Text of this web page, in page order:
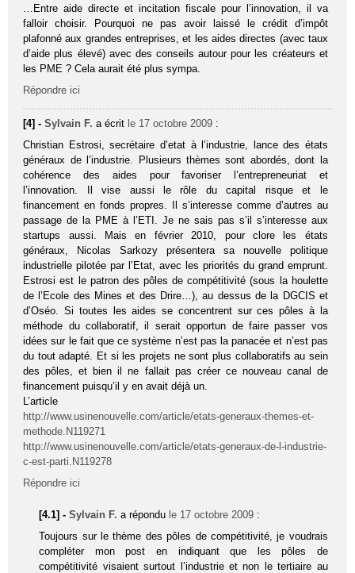
…Entre aide directe et incitation fiscale pour l’innovation, il va
falloir choisir. Pourquoi ne pas avoir laissé le crédit d’impôt
plafonné aux grandes entreprises, et les aides directes (avec taux
d’aide plus élevé) avec des conseils autour pour les créateurs et
les PME ? Cela aurait été plus sympa.
Répondre ici
[4] -Sylvain F. a écrit le 17 octobre 2009 :
Christian Estrosi, secrétaire d’etat à l’industrie, lance des états
généraux de l’industrie. Plusieurs thèmes sont abordés, dont la
cohérence des aides pour favoriser l’entrepreneuriat et
l’innovation. Il vise aussi le rôle du capital risque et le
financement en fonds propres. Il s’interesse comme d’autres au
passage de la PME à l’ETI. Je ne sais pas s’il s’interesse aux
startups aussi. Mais en février 2010, pour clore les états
généraux, Nicolas Sarkozy présentera sa nouvelle politique
industrielle pilotée par l’Etat, avec les priorités du grand emprunt.
Estrosi est le patron des pôles de compétitivité (sous la houlette
de l’Ecole des Mines et des Drire…), au dessus de la DGCIS et
d’Oséo. Si toutes les aides se concentrent sur ces pôles à la
méthode du collaboratif, il serait opportun de faire passer vos
idées sur le fait que ce système n’est pas la panacée et n’est pas
du tout adapté. Et si les projets ne sont plus collaboratifs au sein
des pôles, et bien il ne fallait pas créer ce nouveau canal de
financement puisqu’il y en avait déjà un.
L’article
http://www.usinenouvelle.com/article/etats-generaux-themes-et-
methode.N119271
http://www.usinenouvelle.com/article/etats-generaux-de-l-industrie-
c-est-parti.N119278
Répondre ici
[4.1] -Sylvain F. a répondu le 17 octobre 2009 :
Toujours sur le thème des pôles de compétitivité, je voudrais
compléter mon post en indiquant que les pôles de
compétitivité visaient surtout l’industrie et non le tertiaire au